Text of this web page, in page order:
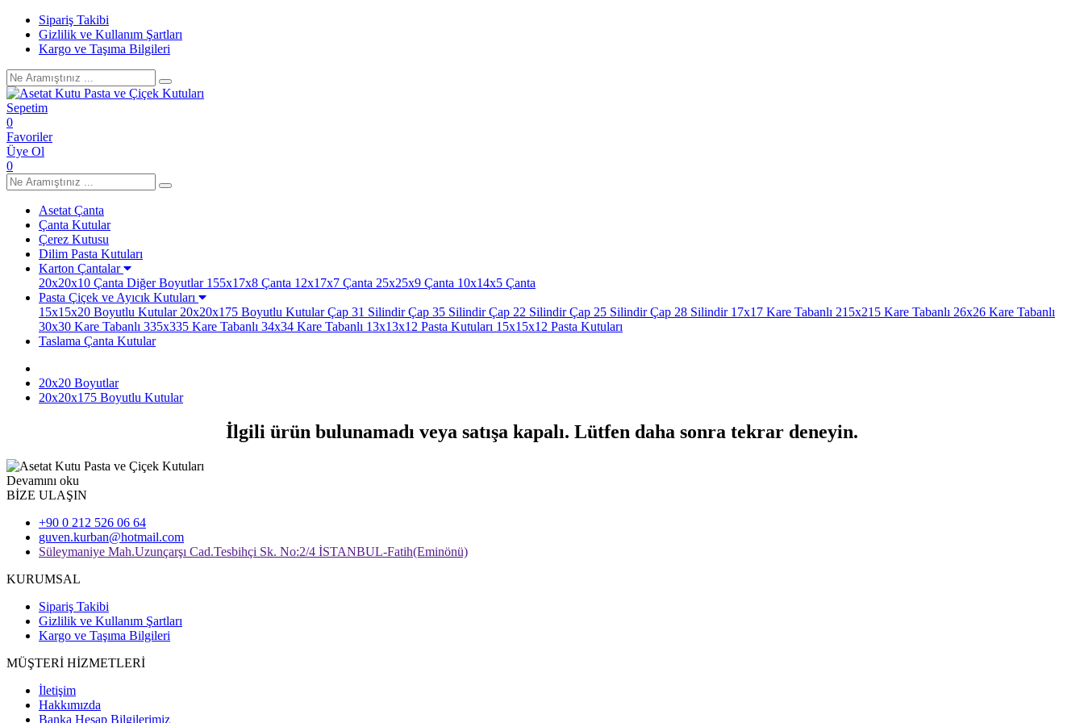
Sipariş Takibi
Gizlilik ve Kullanım Şartları
Kargo ve Taşıma Bilgileri
Sepetim
0
Favoriler
Üye Ol
0
Asetat Çanta
Çanta Kutular
Çerez Kutusu
Dilim Pasta Kutuları
Karton Çantalar
20x20x10 Çanta Diğer Boyutlar155x17x8 Çanta 12x17x7 Çanta 25x25x9 Çanta 10x14x5 Çanta
Pasta Çiçek ve Ayıcık Kutuları
15x15x20 Boyutlu Kutular20x20x175 Boyutlu KutularÇap 31 SilindirÇap 35 SilindirÇap 22 SilindirÇap 25 SilindirÇap 28 Silindir17x17 Kare Tabanlı 215x215 Kare Tabanlı 26x26 Kare Tabanlı
30x30 Kare Tabanlı 335x335 Kare Tabanlı 34x34 Kare Tabanlı 13x13x12 Pasta Kutuları 15x15x12 Pasta Kutuları
Taslama Çanta Kutular
20x20 Boyutlar
20x20x175 Boyutlu Kutular
İlgili ürün bulunamadı veya satışa kapalı. Lütfen daha sonra tekrar deneyin.
Devamını oku
BİZE ULAŞIN
+90 0 212 526 06 64
guven.kurban@hotmail.com
Süleymaniye Mah.Uzunçarşı Cad.Tesbihçi Sk. No:2/4 İSTANBUL-Fatih(Eminönü)
KURUMSAL
Sipariş Takibi
Gizlilik ve Kullanım Şartları
Kargo ve Taşıma Bilgileri
MÜŞTERİ HİZMETLERİ
İletişim
Hakkımızda
Banka Hesap Bilgilerimiz